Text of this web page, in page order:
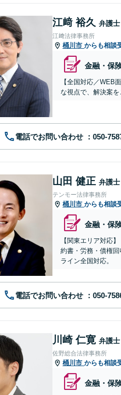
江﨑 裕久 弁護士
江﨑法律事務所
桶川市 からも相談
金融・保
【全国対応／WEB
な視点で、解決案
電話でお問い合わせ
山田 健正 弁護士
テンモー法律事務所
桶川市 からも相談
金融・保
【関東エリア対応
約書・労務・債権
ライン全国対応。
電話でお問い合わせ
川崎 仁寛 弁護士
佐野総合法律事務所
桶川市 からも相談
金融・保